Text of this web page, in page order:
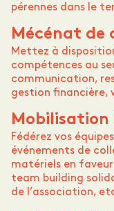
pérennes dans le
Mécénat de
Mettez à
compétences au
communication,
gestion financière,
Mobilisation
Fédérez vos
événements de
matériels en faveur
team building
de l’association,